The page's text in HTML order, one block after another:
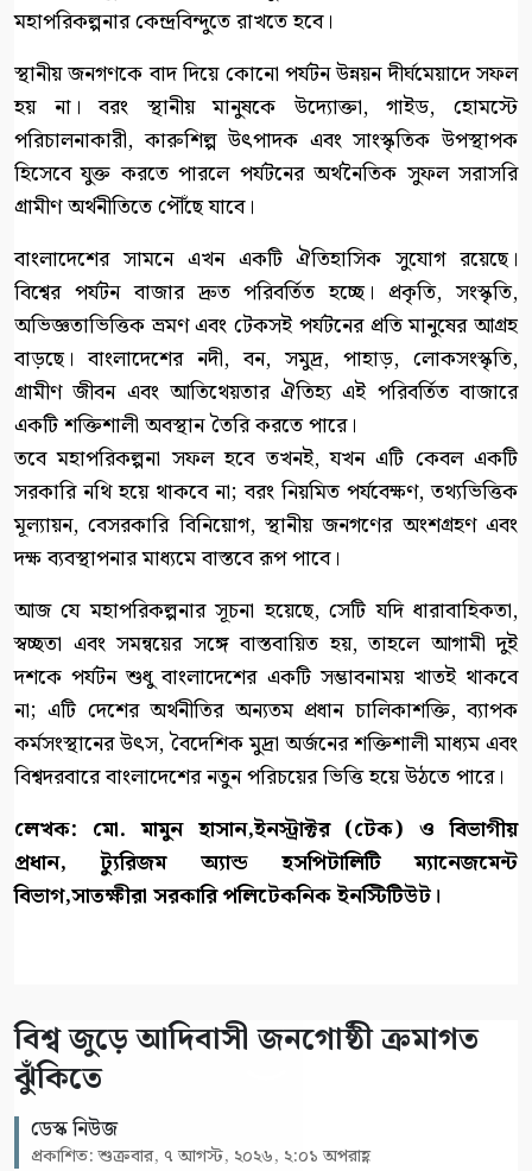
মহাপরিকল্পনার কেন্দ্রবিন্দুতে রাখতে হবে।
স্থানীয় জনগণকে বাদ দিয়ে কোনো পর্যটন উন্নয়ন দীর্ঘমেয়াদে সফল
হয় না। বরং স্থানীয় মানুষকে উদ্যোক্তা, গাইড, হোমস্টে
পরিচালনাকারী, কারুশিল্প উৎপাদক এবং সাংস্কৃতিক উপস্থাপক
হিসেবে যুক্ত করতে পারলে পর্যটনের অর্থনৈতিক সুফল সরাসরি
গ্রামীণ অর্থনীতিতে পৌঁছে যাবে।
বাংলাদেশের সামনে এখন একটি ঐতিহাসিক সুযোগ রয়েছে।
বিশ্বের পর্যটন বাজার দ্রুত পরিবর্তিত হচ্ছে। প্রকৃতি, সংস্কৃতি,
অভিজ্ঞতাভিত্তিক ভ্রমণ এবং টেকসই পর্যটনের প্রতি মানুষের আগ্রহ
বাড়ছে। বাংলাদেশের নদী, বন, সমুদ্র, পাহাড়, লোকসংস্কৃতি,
গ্রামীণ জীবন এবং আতিথেয়তার ঐতিহ্য এই পরিবর্তিত বাজারে
একটি শক্তিশালী অবস্থান তৈরি করতে পারে।
তবে মহাপরিকল্পনা সফল হবে তখনই, যখন এটি কেবল একটি
সরকারি নথি হয়ে থাকবে না; বরং নিয়মিত পর্যবেক্ষণ, তথ্যভিত্তিক
মূল্যায়ন, বেসরকারি বিনিয়োগ, স্থানীয় জনগণের অংশগ্রহণ এবং
দক্ষ ব্যবস্থাপনার মাধ্যমে বাস্তবে রূপ পাবে।
আজ যে মহাপরিকল্পনার সূচনা হয়েছে, সেটি যদি ধারাবাহিকতা,
স্বচ্ছতা এবং সমন্বয়ের সঙ্গে বাস্তবায়িত হয়, তাহলে আগামী দুই
দশকে পর্যটন শুধু বাংলাদেশের একটি সম্ভাবনাময় খাতই থাকবে
না; এটি দেশের অর্থনীতির অন্যতম প্রধান চালিকাশক্তি, ব্যাপক
কর্মসংস্থানের উৎস, বৈদেশিক মুদ্রা অর্জনের শক্তিশালী মাধ্যম এবং
বিশ্বদরবারে বাংলাদেশের নতুন পরিচয়ের ভিত্তি হয়ে উঠতে পারে।
লেখক: মো. মামুন হাসান,ইনস্ট্রাক্টর (টেক) ও বিভাগীয়
প্রধান, ট্যুরিজম অ্যান্ড হসপিটালিটি ম্যানেজমেন্ট
বিভাগ,সাতক্ষীরা সরকারি পলিটেকনিক ইনস্টিটিউট।
বিশ্ব জুড়ে আদিবাসী জনগোষ্ঠী ক্রমাগত
ঝুঁকিতে
ডেস্ক নিউজ
প্রকাশিত: শুক্রবার, ৭ আগস্ট, ২০২৬, ২:০১ অপরাহ্ণ